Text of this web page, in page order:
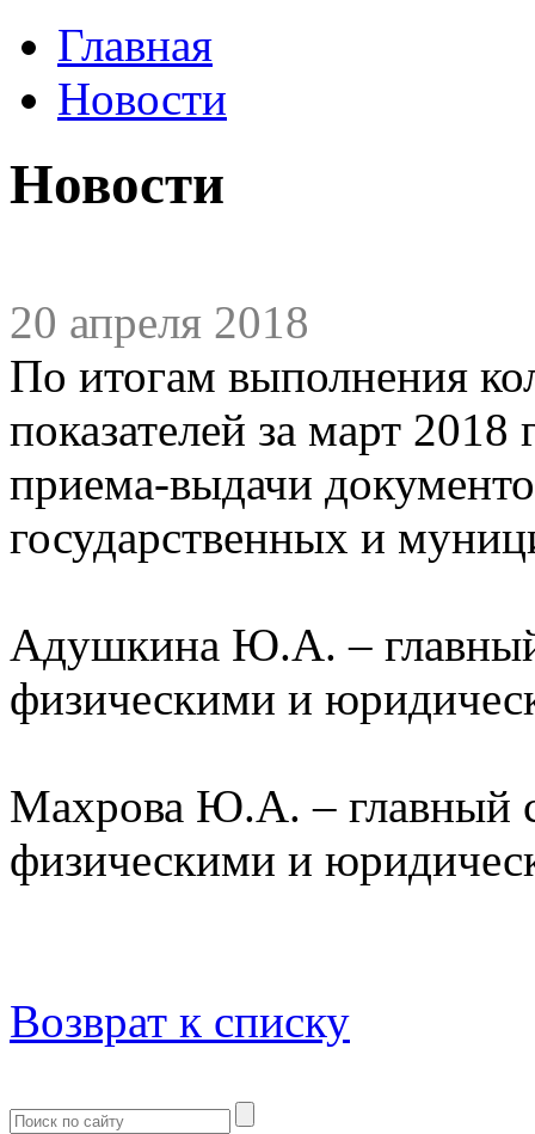
Главная
Новости
Новости
20 апреля 2018
По итогам выполнения
показателей за март
приема-выдачи
государственных и
Адушкина Ю.А. – главный
физическими и
Махрова Ю.А. – главный
физическими и
Возврат к списку